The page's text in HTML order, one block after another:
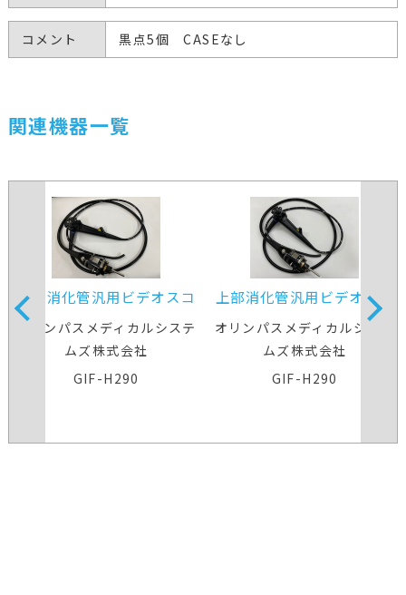
コメント 黒点5個 CASEなし
関連機器一覧
上部消化管汎用ビデオスコ
ープ
オリンパスメディカルシステ
ムズ株式会社
GIF-H290
上部消化管汎用ビデオスコ
ープ
オリンパスメディカルシステ
ムズ株式会社
GIF-H290